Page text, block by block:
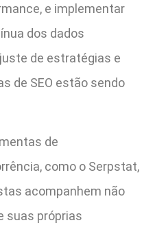
e implementar
dos dados
de estratégias e
de SEO estão sendo
de
como o Serpstat,
acompanhem não
suas próprias